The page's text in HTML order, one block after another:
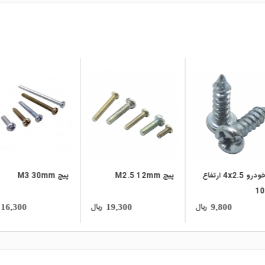
19,300 ریال
پیچ M3 30mm
16,300 ریال
پیچ M2 5mm
16,000